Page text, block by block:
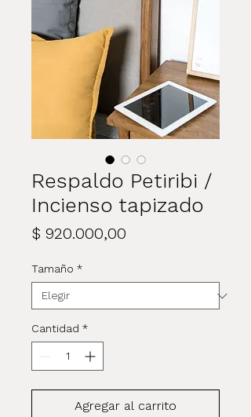
Respaldo Petiribi /
Incienso tapizado
$ 920.000,00
Tamaño *
Cantidad *
Agregar al carrito